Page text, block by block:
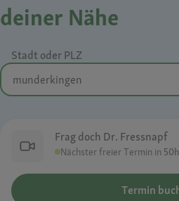
deiner Nähe
Stadt oder PLZ
Frag doch Dr. Fressnapf
Nächster freier Termin in
Termin